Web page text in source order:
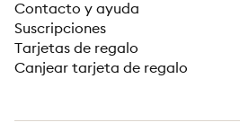
Contacto y ayuda
Suscripciones
Tarjetas de regalo
Canjear tarjeta de regalo